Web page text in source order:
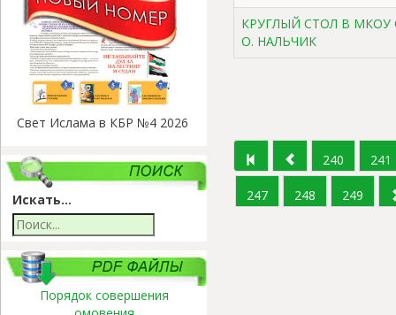
Свет Ислама в КБР №4 2026
Искать...
Порядок совершения
КРУГЛЫЙ СТОЛ В МКОУ
О. НАЛЬЧИК
240 241
247 248 249